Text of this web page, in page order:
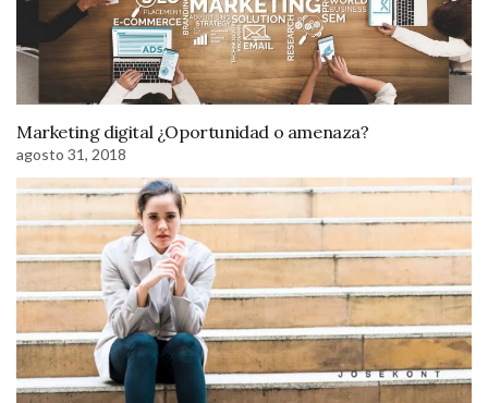
Marketing digital ¿Oportunidad o amenaza?
agosto 31, 2018